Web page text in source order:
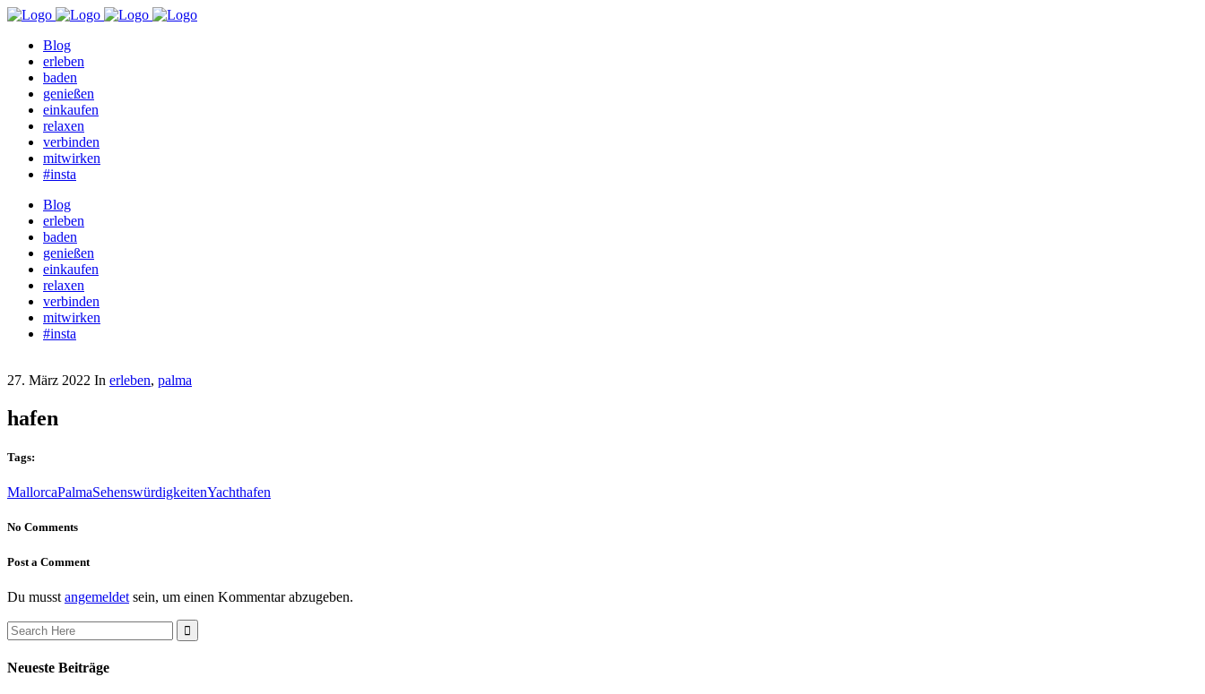
Blog
erleben
baden
genießen
einkaufen
relaxen
verbinden
mitwirken
#insta
Blog
erleben
baden
genießen
einkaufen
relaxen
verbinden
mitwirken
#insta
27. März 2022 In erleben, palma
hafen
Tags:
MallorcaPalmaSehenswürdigkeitenYachthafen
No Comments
Post a Comment
Du musst angemeldet sein, um einen Kommentar abzugeben.
Search
for:
Neueste Beiträge